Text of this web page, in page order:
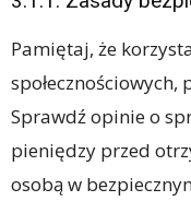
Pamiętaj, że
społecznościowych,
Sprawdź opinie o
pieniędzy przed
osobą w